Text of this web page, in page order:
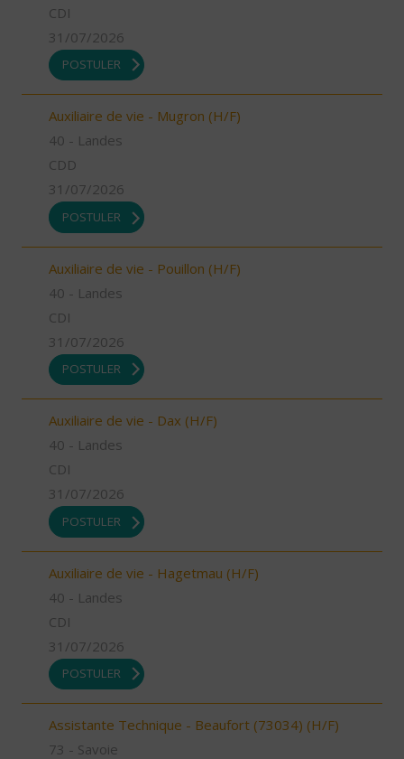
CDI
31/07/2026
POSTULER
Auxiliaire de vie - Mugron (H/F)
40 - Landes
CDD
31/07/2026
POSTULER
Auxiliaire de vie - Pouillon (H/F)
40 - Landes
CDI
31/07/2026
POSTULER
Auxiliaire de vie - Dax (H/F)
40 - Landes
CDI
31/07/2026
POSTULER
Auxiliaire de vie - Hagetmau (H/F)
40 - Landes
CDI
31/07/2026
POSTULER
Assistante Technique - Beaufort (73034) (H/F)
73 - Savoie